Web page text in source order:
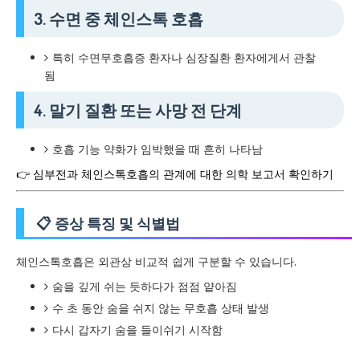
3. 수면 중 체인스톡 호흡
특히 수면무호흡증 환자나 심장질환 환자에게서 관찰
됨
4. 말기 질환 또는 사망 전 단계
호흡 기능 약화가 임박했을 때 흔히 나타남
👉 심부전과 체인스톡호흡의 관계에 대한 의학 보고서 확인하기
📋 증상 특징 및 식별법
체인스톡호흡은 외관상 비교적 쉽게 구분할 수 있습니다.
숨을 깊게 쉬는 듯하다가 점점 얕아짐
수 초 동안 숨을 쉬지 않는 무호흡 상태 발생
다시 갑자기 숨을 들이쉬기 시작함